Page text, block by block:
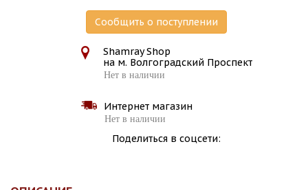
Сообщить о поступлении
Shamray Shop
на м. Волгоградский Проспект
Нет в наличии
Интернет магазин
Нет в наличии
Поделиться в соцсети: